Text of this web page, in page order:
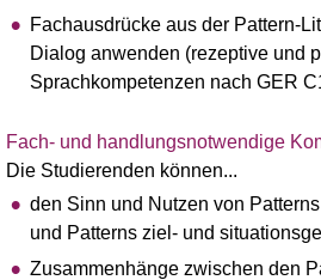
Fachausdrücke aus der Pattern-
Dialog anwenden (rezeptive und
Sprachkompetenzen nach GER
Fach- und handlungsnotwendige
Die Studierenden können...
den Sinn und Nutzen von
und Patterns ziel- und
Zusammenhänge zwischen den